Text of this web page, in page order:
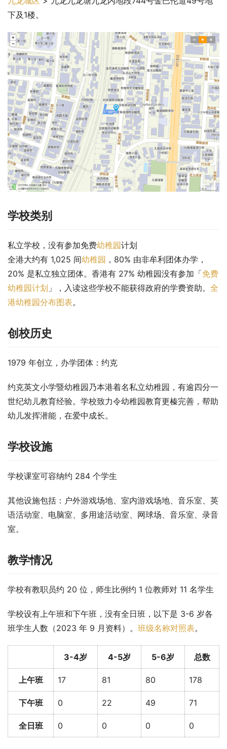
下及1楼。
学校类别
私立学校，没有参加免费幼稚园计划
全港大约有 1,025 间幼稚园 ，80% 由非牟利团体办学，
20% 是私立独立团体。香港有 27% 幼稚园没有参加「免费
幼稚园计划 」，入读这些学校不能获得政府的学费资助。 全
港幼稚园分布图表。
创校历史
1979 年创立，办学团体：约克
约克英文小学暨幼稚园乃本港着名私立幼稚园，有逾四分一
世纪幼儿教育经验。学校致力令幼稚园教育更榛完善，帮助
幼儿发挥潜能，在爱中成长。
学校设施
学校课室可容纳约 284 个学生
其他设施包括：户外游戏场地、室内游戏场地、音乐室、英
语活动室、电脑室、多用途活动室、网球场、音乐室、录音
室。
教学情况
学校有教职员约 20 位，师生比例约 1 位教师对 11 名学生
学校设有上午班和下午班，没有全日班，以下是 3-6 岁各
班学生人数（2023 年 9 月资料）。 班级名称对照表。
3-4岁 4-5岁 5-6岁 总数
上午班 17 81 80 178
下午班 0 22 49 71
全日班 0 0 0 0